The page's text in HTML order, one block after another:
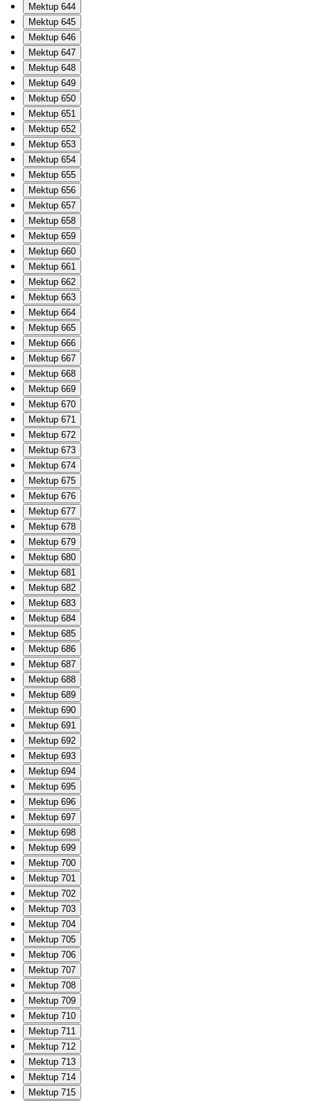
Mektup 644
Mektup 645
Mektup 646
Mektup 647
Mektup 648
Mektup 649
Mektup 650
Mektup 651
Mektup 652
Mektup 653
Mektup 654
Mektup 655
Mektup 656
Mektup 657
Mektup 658
Mektup 659
Mektup 660
Mektup 661
Mektup 662
Mektup 663
Mektup 664
Mektup 665
Mektup 666
Mektup 667
Mektup 668
Mektup 669
Mektup 670
Mektup 671
Mektup 672
Mektup 673
Mektup 674
Mektup 675
Mektup 676
Mektup 677
Mektup 678
Mektup 679
Mektup 680
Mektup 681
Mektup 682
Mektup 683
Mektup 684
Mektup 685
Mektup 686
Mektup 687
Mektup 688
Mektup 689
Mektup 690
Mektup 691
Mektup 692
Mektup 693
Mektup 694
Mektup 695
Mektup 696
Mektup 697
Mektup 698
Mektup 699
Mektup 700
Mektup 701
Mektup 702
Mektup 703
Mektup 704
Mektup 705
Mektup 706
Mektup 707
Mektup 708
Mektup 709
Mektup 710
Mektup 711
Mektup 712
Mektup 713
Mektup 714
Mektup 715